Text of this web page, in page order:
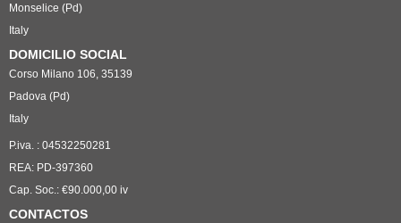
Monselice (Pd)
Italy
DOMICILIO SOCIAL
Corso Milano 106, 35139
Padova (Pd)
Italy
P.iva. : 04532250281
REA: PD-397360
Cap. Soc.: €90.000,00 iv
CONTACTOS